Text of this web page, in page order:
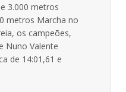
3.000 metros
metros Marcha no
os campeões,
Nuno Valente
de 14:01,61 e